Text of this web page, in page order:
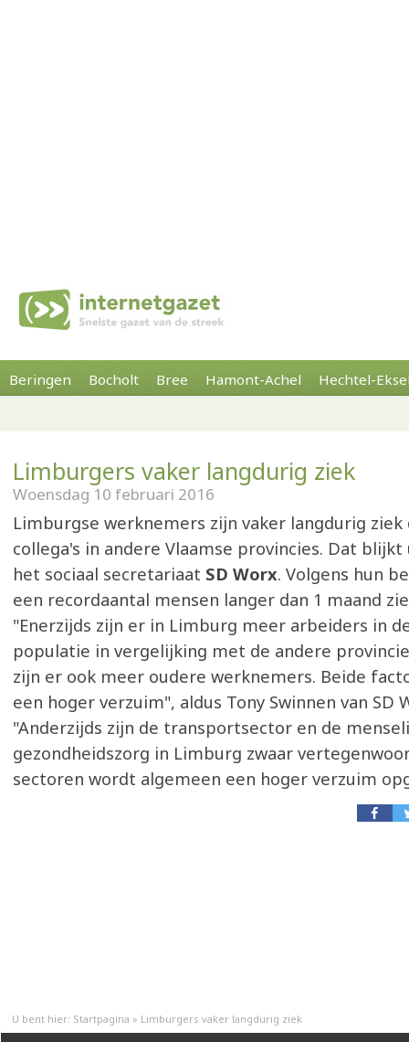
Beringen Bocholt Bree Hamont-Achel Hechtel-
Limburgers vaker langdurig ziek
Woensdag 10 februari 2016
Limburgse werknemers zijn vaker langdurig ziek
collega's in andere Vlaamse provincies. Dat
het sociaal secretariaat SD Worx. Volgens hun
een recordaantal mensen langer dan 1 maand
"Enerzijds zijn er in Limburg meer arbeiders in
populatie in vergelijking met de andere
zijn er ook meer oudere werknemers. Beide
een hoger verzuim", aldus Tony Swinnen van SD
"Anderzijds zijn de transportsector en de
gezondheidszorg in Limburg zwaar
sectoren wordt algemeen een hoger verzuim
U bent hier: Startpagina » Limburgers vaker langdurig ziek